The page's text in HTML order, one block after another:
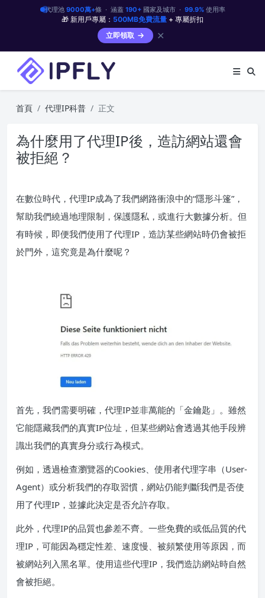
代理池 9000萬+條 · 涵蓋 190+國家及城市 · 99.9%使用率
🎁 新用戶專屬： 500MB免費流量 + 專屬折扣
立即領取
✕
首頁 代理IP科普 正文
為什麼用了代理IP後，造訪網站還會
被拒絕？
在數位時代，代理IP成為了我們網路衝浪中的“隱形斗篷”，
幫助我們繞過地理限制，保護隱私，或進行大數據分析。但
有時候，即便我們使用了代理IP，造訪某些網站時仍會被拒
於門外，這究竟是為什麼呢？
首先，我們需要明確，代理IP並非萬能的「金鑰匙」。雖然
它能隱藏我們的真實IP位址，但某些網站會透過其他手段辨
識出我們的真實身分或行為模式。
例如，透過檢查瀏覽器的Cookies、使用者代理字串（User-
Agent）或分析我們的存取習慣，網站仍能判斷我們是否使
用了代理IP，並據此決定是否允許存取。
此外，代理IP的品質也參差不齊。一些免費的或低品質的代
理IP，可能因為穩定性差、速度慢、被頻繁使用等原因，而
被網站列入黑名單。使用這些代理IP，我們造訪網站時自然
會被拒絕。